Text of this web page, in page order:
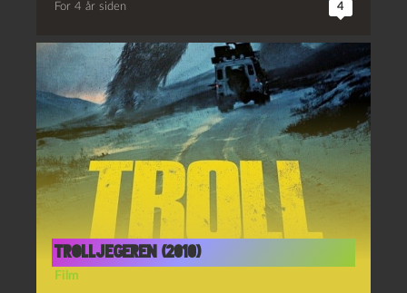
For 4 år siden 4
Trolljegeren (2010)
Film